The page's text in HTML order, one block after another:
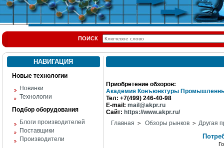
ПОИСК
НАВИГАЦИЯ
Новые технологии
Новинки
Технологии
Подбор оборудования
Блоги производителей
Поставщики
Производители
Приобретение обзоров:
Академия Конъюнктуры
Тел: +7(499) 246-40-98
E-mail: mail@akpr.ru
Сайт: https://www.akpr.ru/
Главная > Обзоры рынков > Другая